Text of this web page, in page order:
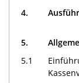
4.
5.
5.1